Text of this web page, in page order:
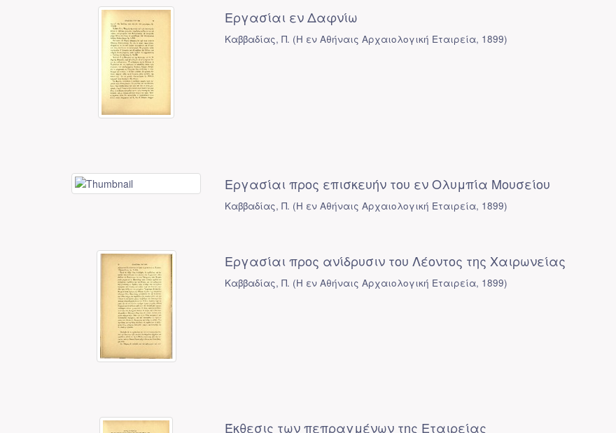
Εργασίαι εν Δαφνίω
Καββαδίας, Π. (Η εν Αθήναις Αρχαιολογική Εταιρεία, 1899)
Εργασίαι προς επισκευήν του εν Ολυμπία Μουσείου
Καββαδίας, Π. (Η εν Αθήναις Αρχαιολογική Εταιρεία, 1899)
Εργασίαι προς ανίδρυσιν του Λέοντος της Χαιρωνείας
Καββαδίας, Π. (Η εν Αθήναις Αρχαιολογική Εταιρεία, 1899)
Έκθεσις των πεπραγμένων της Εταιρείας